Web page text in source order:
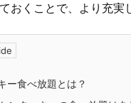
おくことで、より充実
ー食べ放題とは？